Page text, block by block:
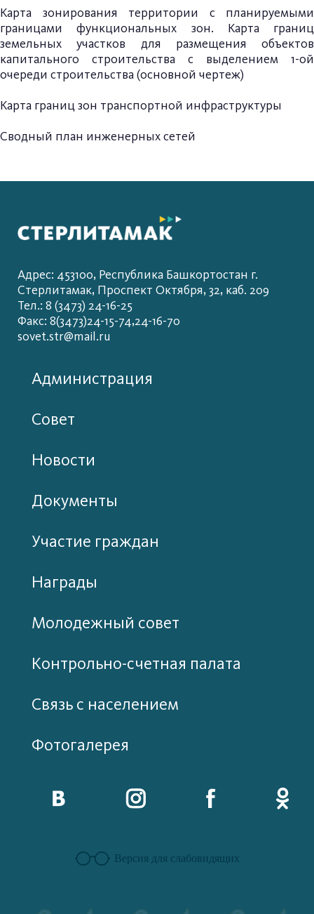
Карта зонирования территории с планируемыми
границами функциональных зон. Карта границ
земельных участков для размещения объектов
капитального строительства с выделением 1-ой
очереди строительства (основной чертеж)
Карта границ зон транспортной инфраструктуры
Сводный план инженерных сетей
Адрес: 453100, Республика Башкортостан г.
Стерлитамак, Проспект Октября, 32, каб. 209
Тел.: 8 (3473) 24-16-25
Факс: 8(3473)24-15-74,24-16-70
sovet.str@mail.ru
Администрация
Совет
Новости
Документы
Участие граждан
Награды
Молодежный совет
Контрольно-счетная палата
Связь с населением
Фотогалерея
Версия для слабовидящих